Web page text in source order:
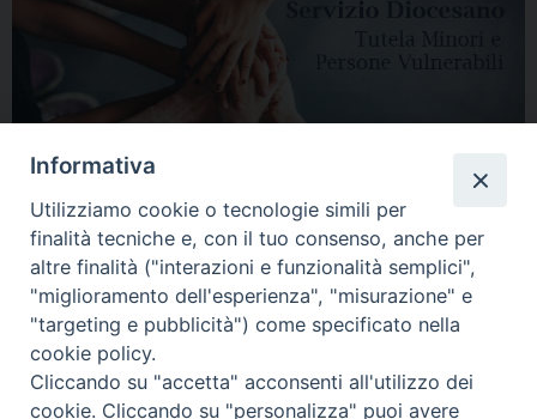
HOME DIOCESI VESCOVO CURIA VESCOVILE NEWS
APPUNTAMENTI CONTATTI SERVIZIO ANTENATI
Informativa
Utilizziamo cookie o tecnologie simili per
finalità tecniche e, con il tuo consenso, anche per
altre finalità ("interazioni e funzionalità semplici",
"miglioramento dell'esperienza", "misurazione" e
"targeting e pubblicità") come specificato nella
cookie policy.
Cliccando su "accetta" acconsenti all'utilizzo dei
cookie. Cliccando su "personalizza" puoi avere